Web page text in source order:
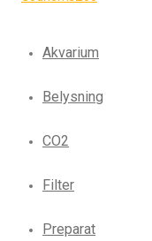
Akvarium
Belysning
CO2
Filter
Preparat